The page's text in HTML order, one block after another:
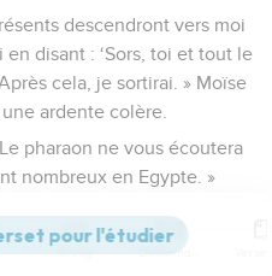
descendront vers moi
disant : ‘Sors, toi et tout le
cela, je sortirai. » Moïse
ardente colère.
pharaon ne vous écoutera
nombreux en Egypte. »
miracles devant le pharaon,
et celui-ci ne laissa
Strong